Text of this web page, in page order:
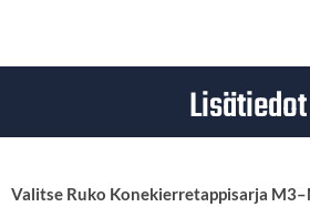
Lisätiedot
Valitse Ruko Konekierretappisarja